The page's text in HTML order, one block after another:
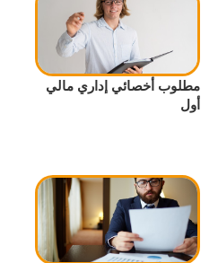
مطلوب أخصائي إداري مالي
أول